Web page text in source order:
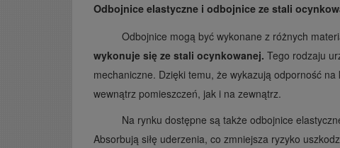
Odbojnice elastyczne i odbojnice ze stali
Odbojnice mogą być wykonane z różnych
wykonuje się ze stali ocynkowanej. Tego rodzaju
mechaniczne. Dzięki temu, że wykazują odporność
wewnątrz pomieszczeń, jak i na zewnątrz.
Na rynku dostępne są także odbojnice
Absorbują siłę uderzenia, co zmniejsza ryzyko